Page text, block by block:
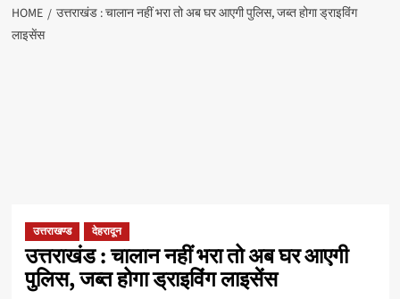
HOME
उत्तराखंड : चालान नहीं भरा तो अब घर आएगी पुलिस, जब्त होगा ड्राइविंग
लाइसेंस
उत्तराखण्ड देहरादून
उत्तराखंड : चालान नहीं भरा तो अब घर आएगी
पुलिस, जब्त होगा ड्राइविंग लाइसेंस